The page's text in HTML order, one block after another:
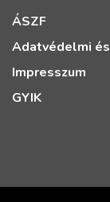
ÁSZF
Adatvédelmi
Impresszum
GYIK